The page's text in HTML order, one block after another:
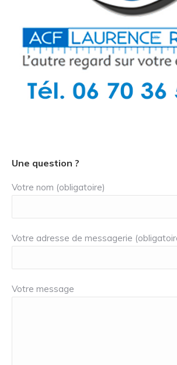
Une question ?
Votre nom (obligatoire)
Votre adresse de messagerie
Votre message